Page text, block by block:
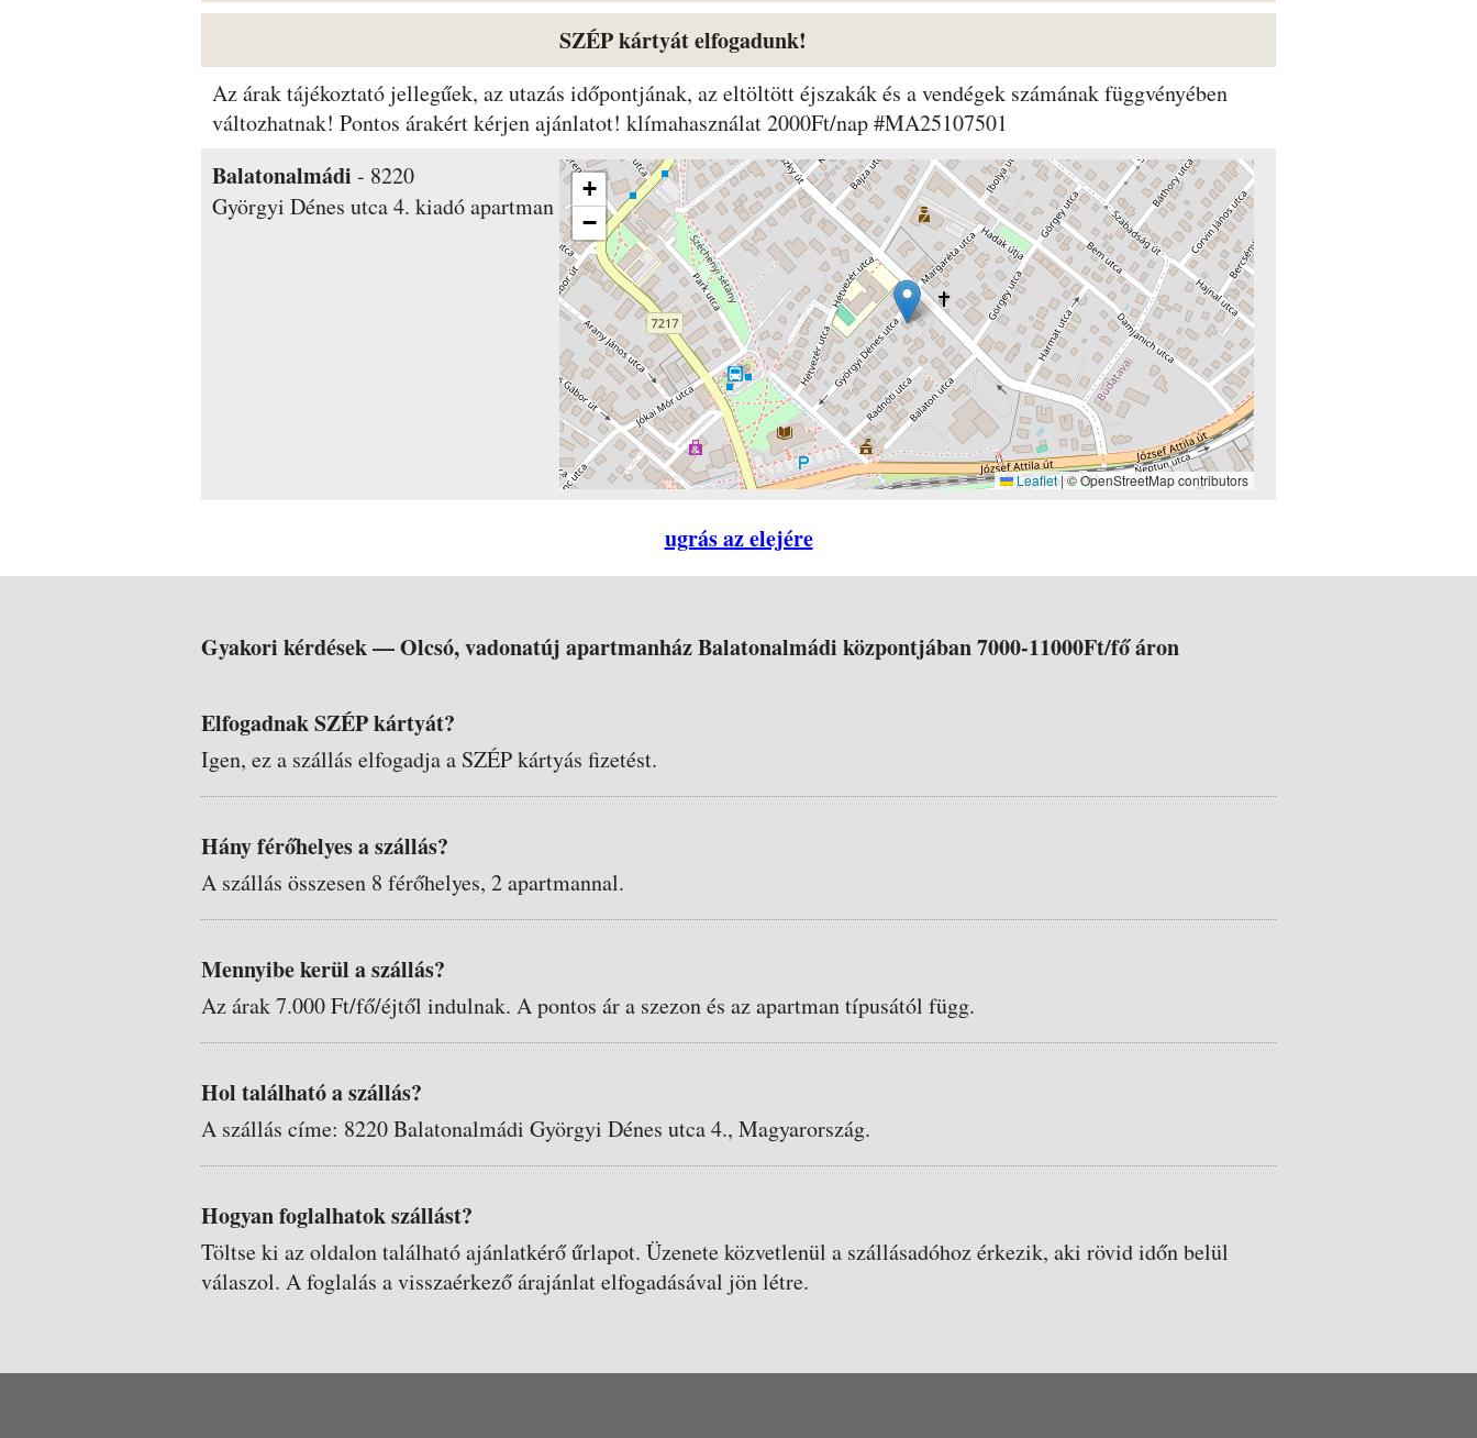
SZÉP kártyát elfogadunk!
Az árak tájékoztató jellegűek, az utazás időpontjának, az eltöltött éjszakák és a vendégek számának függvényében
változhatnak! Pontos árakért kérjen ajánlatot! klímahasználat 2000Ft/nap #MA25107501
Balatonalmádi - 8220
Györgyi Dénes utca 4. kiadó apartman
+
−
Leaflet|© OpenStreetMap contributors
ugrás az elejére
Gyakori kérdések —Olcsó, vadonatúj apartmanház Balatonalmádi központjában 7000-11000Ft/fő áron
Elfogadnak SZÉP kártyát?
Igen, ez a szállás elfogadja a SZÉP kártyás fizetést.
Hány férőhelyes a szállás?
A szállás összesen 8 férőhelyes, 2 apartmannal.
Mennyibe kerül a szállás?
Az árak 7.000 Ft/fő/éjtől indulnak. A pontos ár a szezon és az apartman típusától függ.
Hol található a szállás?
A szállás címe: 8220 Balatonalmádi Györgyi Dénes utca 4., Magyarország.
Hogyan foglalhatok szállást?
Töltse ki az oldalon található ajánlatkérő űrlapot. Üzenete közvetlenül a szállásadóhoz érkezik, aki rövid időn belül
válaszol. A foglalás a visszaérkező árajánlat elfogadásával jön létre.